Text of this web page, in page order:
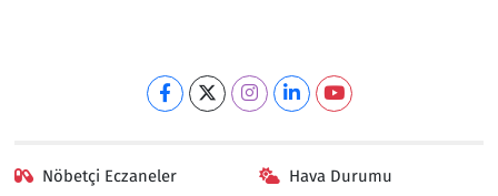
Nöbetçi Eczaneler Hava Durumu